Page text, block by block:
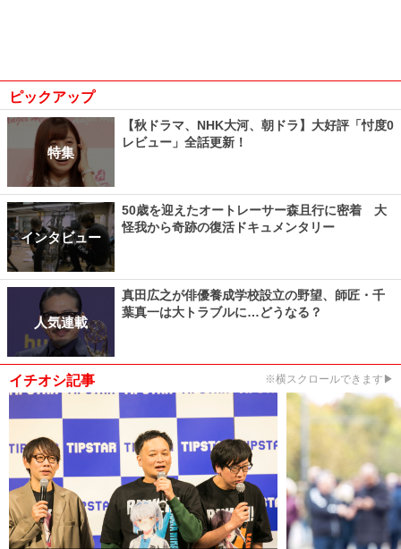
ピックアップ
特集
【秋ドラマ、NHK大河、朝ドラ】大好評「忖度0
レビュー」全話更新！
インタビュー
50歳を迎えたオートレーサー森且行に密着 大
怪我から奇跡の復活ドキュメンタリー
人気連載
真田広之が俳優養成学校設立の野望、師匠・千
葉真一は大トラブルに…どうなる？
イチオシ記事 ※横スクロールできます▶